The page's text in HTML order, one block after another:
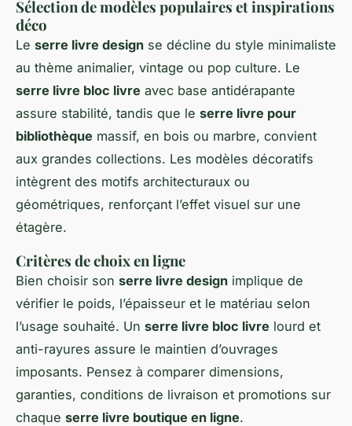
Sélection de modèles populaires et inspirations
déco
Le serre livre design se décline du style minimaliste
au thème animalier, vintage ou pop culture. Le
serre livre bloc livre avec base antidérapante
assure stabilité, tandis que le serre livre pour
bibliothèque massif, en bois ou marbre, convient
aux grandes collections. Les modèles décoratifs
intègrent des motifs architecturaux ou
géométriques, renforçant l’effet visuel sur une
étagère.
Critères de choix en ligne
Bien choisir son serre livre design implique de
vérifier le poids, l’épaisseur et le matériau selon
l’usage souhaité. Un serre livre bloc livre lourd et
anti-rayures assure le maintien d’ouvrages
imposants. Pensez à comparer dimensions,
garanties, conditions de livraison et promotions sur
chaque serre livre boutique en ligne.